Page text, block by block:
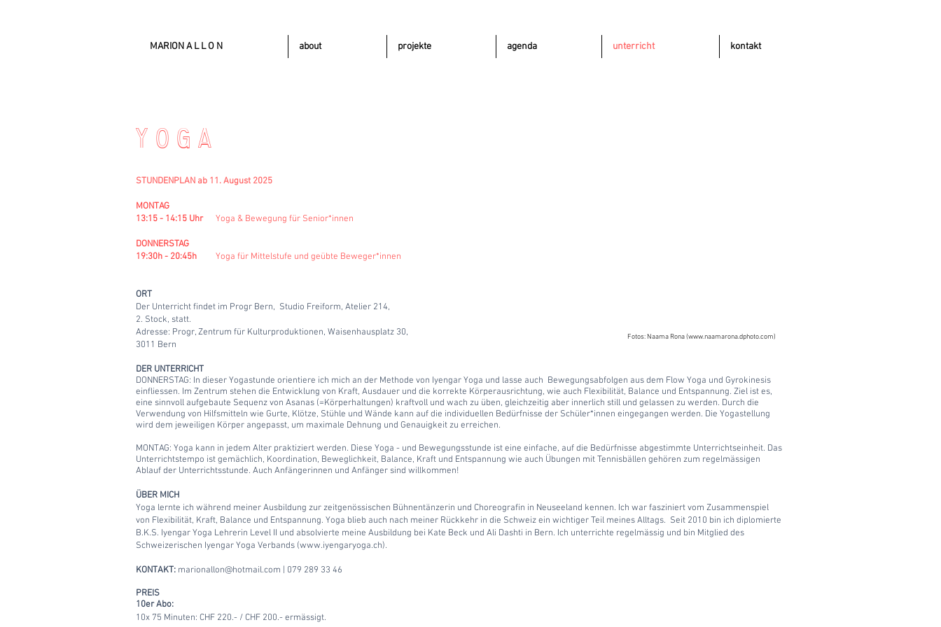
MARION A L L O N about projekte agenda unterricht kontakt
Fotos: Naama Rona (www.naamarona.dphoto.com)
Y O G A
STUNDENPLAN ab 11. August 2025
MONTAG
13:15 - 14:15 Uhr Yoga & Bewegung für Senior*innen
DONNERSTAG
19:30h - 20:45h Yoga für Mittelstufe und geübte Beweger*innen
ORT
Der Unterricht findet im Progr Bern, Studio Freiform, Atelier 214,
2. Stock, statt.
Adresse: Progr, Zentrum für Kulturproduktionen, Waisenhausplatz 30,
3011 Bern
DER UNTERRICHT
DONNERSTAG: In dieser Yogastunde orientiere ich mich an der Methode von Iyengar Yoga und lasse auch Bewegungsabfolgen aus dem Flow Yoga und Gyrokinesis
einfliessen. Im Zentrum stehen die Entwicklung von Kraft, Ausdauer und die korrekte Körperausrichtung, wie auch Flexibilität, Balance und Entspannung. Ziel ist es,
eine sinnvoll aufgebaute Sequenz von Asanas (=Körperhaltungen) kraftvoll und wach zu üben, gleichzeitig aber innerlich still und gelassen zu werden. Durch die
Verwendung von Hilfsmitteln wie Gurte, Klötze, Stühle und Wände kann auf die individuellen Bedürfnisse der Schüler*innen eingegangen werden. Die Yogastellung
wird dem jeweiligen Körper angepasst, um maximale Dehnung und Genauigkeit zu erreichen.
MONTAG: Yoga kann in jedem Alter praktiziert werden. Diese Yoga - und Bewegungsstunde ist eine einfache, auf die Bedürfnisse abgestimmte Unterrichtseinheit. Das
Unterrichtstempo ist gemächlich, Koordination, Beweglichkeit, Balance, Kraft und Entspannung wie auch Übungen mit Tennisbällen gehören zum regelmässigen
Ablauf der Unterrichtsstunde. Auch Anfängerinnen und Anfänger sind willkommen!
ÜBER MICH
Yoga lernte ich während meiner Ausbildung zur zeitgenössischen Bühnentänzerin und Choreografin in Neuseeland kennen. Ich war fasziniert vom Zusammenspiel
von Flexibilität, Kraft, Balance und Entspannung. Yoga blieb auch nach meiner Rückkehr in die Schweiz ein wichtiger Teil meines Alltags. Seit 2010 bin ich diplomierte
B.K.S. Iyengar Yoga Lehrerin Level II und absolvierte meine Ausbildung bei Kate Beck und Ali Dashti in Bern. Ich unterrichte regelmässig und bin Mitglied des
Schweizerischen Iyengar Yoga Verbands (www.iyengaryoga.ch).
KONTAKT: marionallon@hotmail.com | 079 289 33 46
PREIS
10er Abo:
10x 75 Minuten: CHF 220.- / CHF 200.- ermässigt.